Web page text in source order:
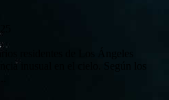
residentes de Los Ángeles
inusual en el cielo. Según los